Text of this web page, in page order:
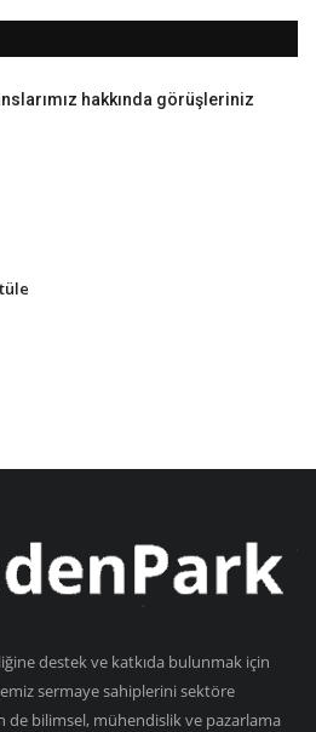
hakkında görüşleriniz
destek ve katkıda bulunmak için
sermaye sahiplerini sektöre
bilimsel, mühendislik ve pazarlama